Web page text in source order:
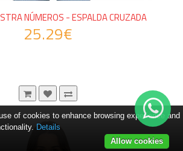
NÚMEROS - ESPALDA CRUZADA
25.29€
of cookies to enhance browsing experience and
Details
Allow cookies